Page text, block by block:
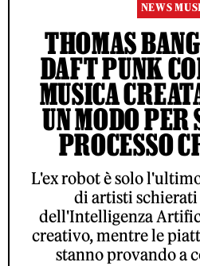
NEWS
THOMAS
DAFT PUNK
MUSICA
UN MODO PER
PROCESSO
L'ex robot è solo
di artisti
dell'Intelligenza
creativo, mentre le
stanno provando a